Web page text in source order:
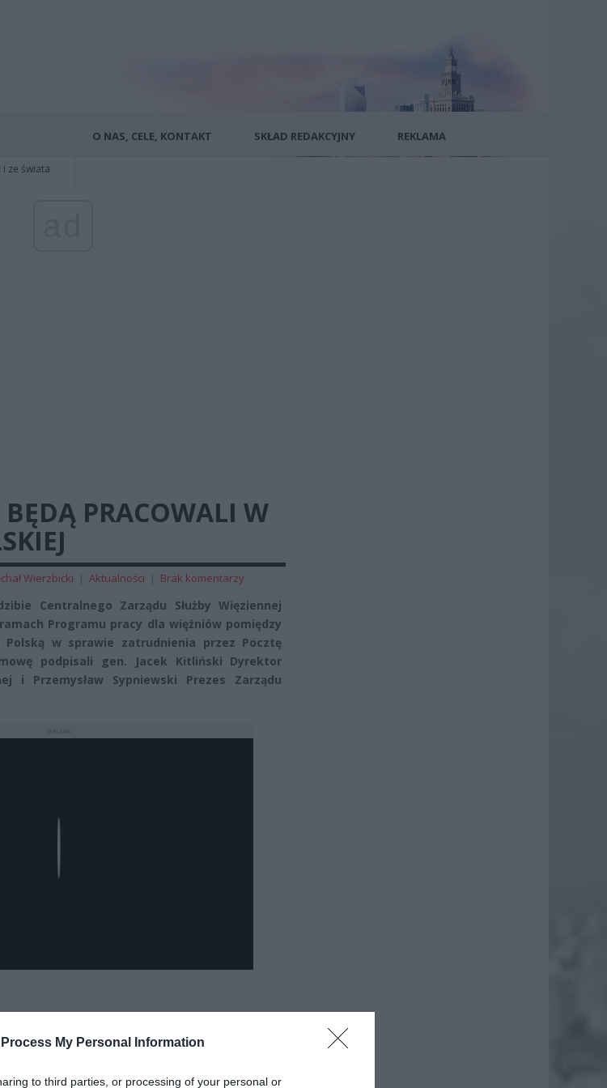
Process My Personal Information
to third parties, or processing of your personal or
ze świata
O NAS, CELE, KONTAKT SKŁAD REDAKCYJNY REKLAMA
PRACOWALI W
Wierzbicki | Aktualności | Brak komentarzy
Centralnego Zarządu Służby Więziennej
Programu pracy dla więźniów pomiędzy
Polską w sprawie zatrudnienia przez Pocztę
podpisali gen. Jacek Kitliński Dyrektor
i Przemysław Sypniewski Prezes Zarządu
źródeł w Google